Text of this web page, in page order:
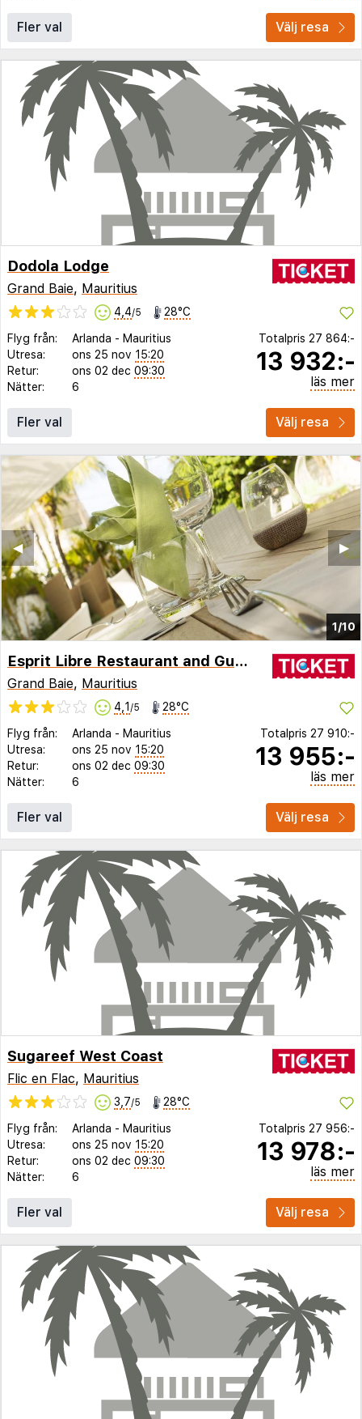
Fler val Välj resa
Dodola Lodge
Grand Baie, Mauritius
4,4/5 28°C
Flyg från: Arlanda - Mauritius
Utresa:
ons 25 nov 15:20
Retur:
ons 02 dec 09:30
Nätter:
6
Totalpris 27 864:-
13 932:-
läs mer
Fler val Välj resa
1/10
▶︎
◀︎
Esprit Libre Restaurant and Guest House
Grand Baie, Mauritius
4,1 /5 28°C
Flyg från: Arlanda - Mauritius
Utresa:
ons 25 nov 15:20
Retur:
ons 02 dec 09:30
Nätter:
6
Totalpris 27 910:-
13 955:-
läs mer
Fler val Välj resa
Sugareef West Coast
Flic en Flac, Mauritius
3,7/5 28°C
Flyg från: Arlanda - Mauritius
Utresa:
ons 25 nov 15:20
Retur:
ons 02 dec 09:30
Nätter:
6
Totalpris 27 956:-
13 978:-
läs mer
Fler val Välj resa